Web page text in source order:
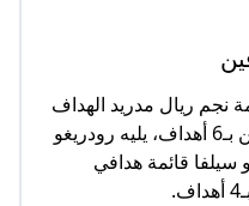
نجم ريال مدريد الهداف
الأبرز في تاريخ مواجهات الفريقين بـ6 أهداف، يليه رودريغو
سيلفا قائمة هدافي